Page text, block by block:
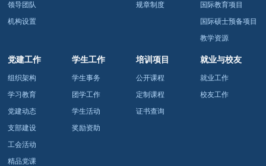
领导团队
机构设置
规章制度
国际教育项目
国际硕士预备项目
教学资源
党建工作
组织架构
学习教育
党建动态
支部建设
工会活动
精品党课
学生工作
学生事务
团学工作
学生活动
奖励资助
培训项目
公开课程
定制课程
证书查询
就业与校友
就业工作
校友工作